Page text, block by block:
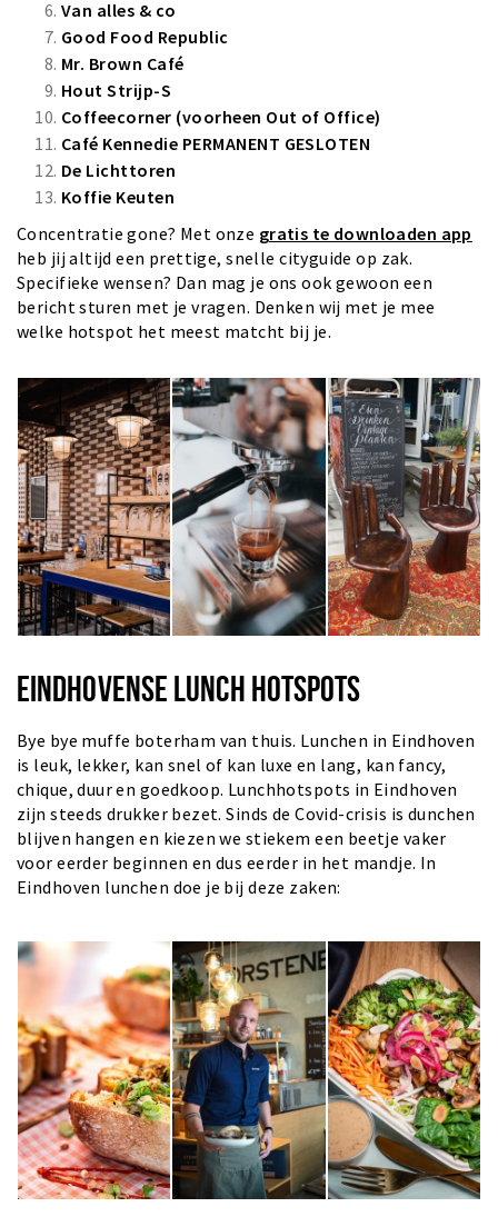
Van alles & co
Good Food Republic
Mr. Brown Café
Hout Strijp-S
Coffeecorner (voorheen Out of Office)
Café Kennedie PERMANENT GESLOTEN
De Lichttoren
Koffie Keuten
Concentratie gone? Met onze gratis te downloaden app
heb jij altijd een prettige, snelle cityguide op zak.
Specifieke wensen? Dan mag je ons ook gewoon een
bericht sturen met je vragen. Denken wij met je mee
welke hotspot het meest matcht bij je.
EINDHOVENSE LUNCH HOTSPOTS
Bye bye muffe boterham van thuis. Lunchen in Eindhoven
is leuk, lekker, kan snel of kan luxe en lang, kan fancy,
chique, duur en goedkoop. Lunchhotspots in Eindhoven
zijn steeds drukker bezet. Sinds de Covid-crisis is dunchen
blijven hangen en kiezen we stiekem een beetje vaker
voor eerder beginnen en dus eerder in het mandje. In
Eindhoven lunchen doe je bij deze zaken: